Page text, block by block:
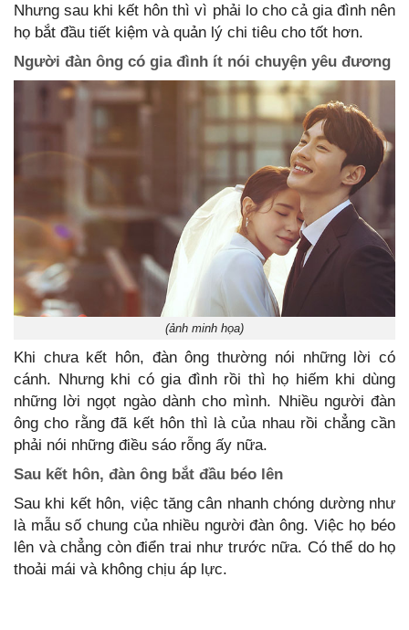
Nhưng sau khi kết hôn thì vì phải lo cho cả gia đình nên
họ bắt đầu tiết kiệm và quản lý chi tiêu cho tốt hơn.
Người đàn ông có gia đình ít nói chuyện yêu đương
(ảnh minh họa)
Khi chưa kết hôn, đàn ông thường nói những lời có
cánh. Nhưng khi có gia đình rồi thì họ hiếm khi dùng
những lời ngọt ngào dành cho mình. Nhiều người đàn
ông cho rằng đã kết hôn thì là của nhau rồi chẳng cần
phải nói những điều sáo rỗng ấy nữa.
Sau kết hôn, đàn ông bắt đầu béo lên
Sau khi kết hôn, việc tăng cân nhanh chóng dường như
là mẫu số chung của nhiều người đàn ông. Việc họ béo
lên và chẳng còn điển trai như trước nữa. Có thể do họ
thoải mái và không chịu áp lực.